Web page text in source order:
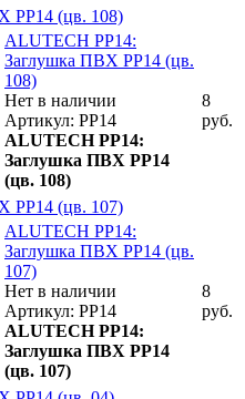
PP14 (цв. 108)
ALUTECH PP14:
Заглушка ПВХ PP14 (цв.
108)
Нет в наличии
Артикул: PP14
ALUTECH PP14:
Заглушка ПВХ PP14
(цв. 108)
8
руб.
PP14 (цв. 107)
ALUTECH PP14:
Заглушка ПВХ PP14 (цв.
107)
Нет в наличии
Артикул: PP14
ALUTECH PP14:
Заглушка ПВХ PP14
(цв. 107)
8
руб.